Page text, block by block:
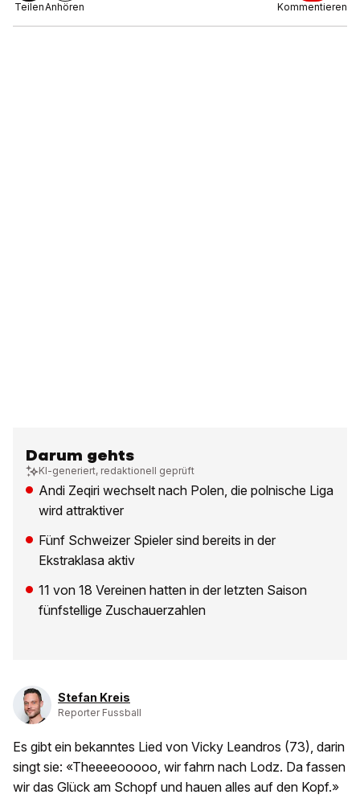
TeilenAnhören Kommentieren
Darum gehts
KI-generiert, redaktionell geprüft
Andi Zeqiri wechselt nach Polen, die polnische Liga
wird attraktiver
Fünf Schweizer Spieler sind bereits in der
Ekstraklasa aktiv
11 von 18 Vereinen hatten in der letzten Saison
fünfstellige Zuschauerzahlen
Stefan Kreis
Reporter Fussball
Es gibt ein bekanntes Lied von Vicky Leandros (73), darin
singt sie: «Theeeeooooo, wir fahrn nach Lodz. Da fassen
wir das Glück am Schopf und hauen alles auf den Kopf.»